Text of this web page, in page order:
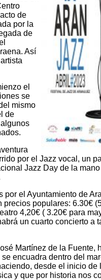
de
por la
de
Así
el
se
mismo
de
por el Jazz vocal, un
Jazz Day de la
por el Ayuntamiento de
populares: 6.30€
4,20€ ( 3.20€ para
un cuarto concierto a
Martínez de la Fuente,
encuadra dentro del
desde el inicio de
y que por historia nos